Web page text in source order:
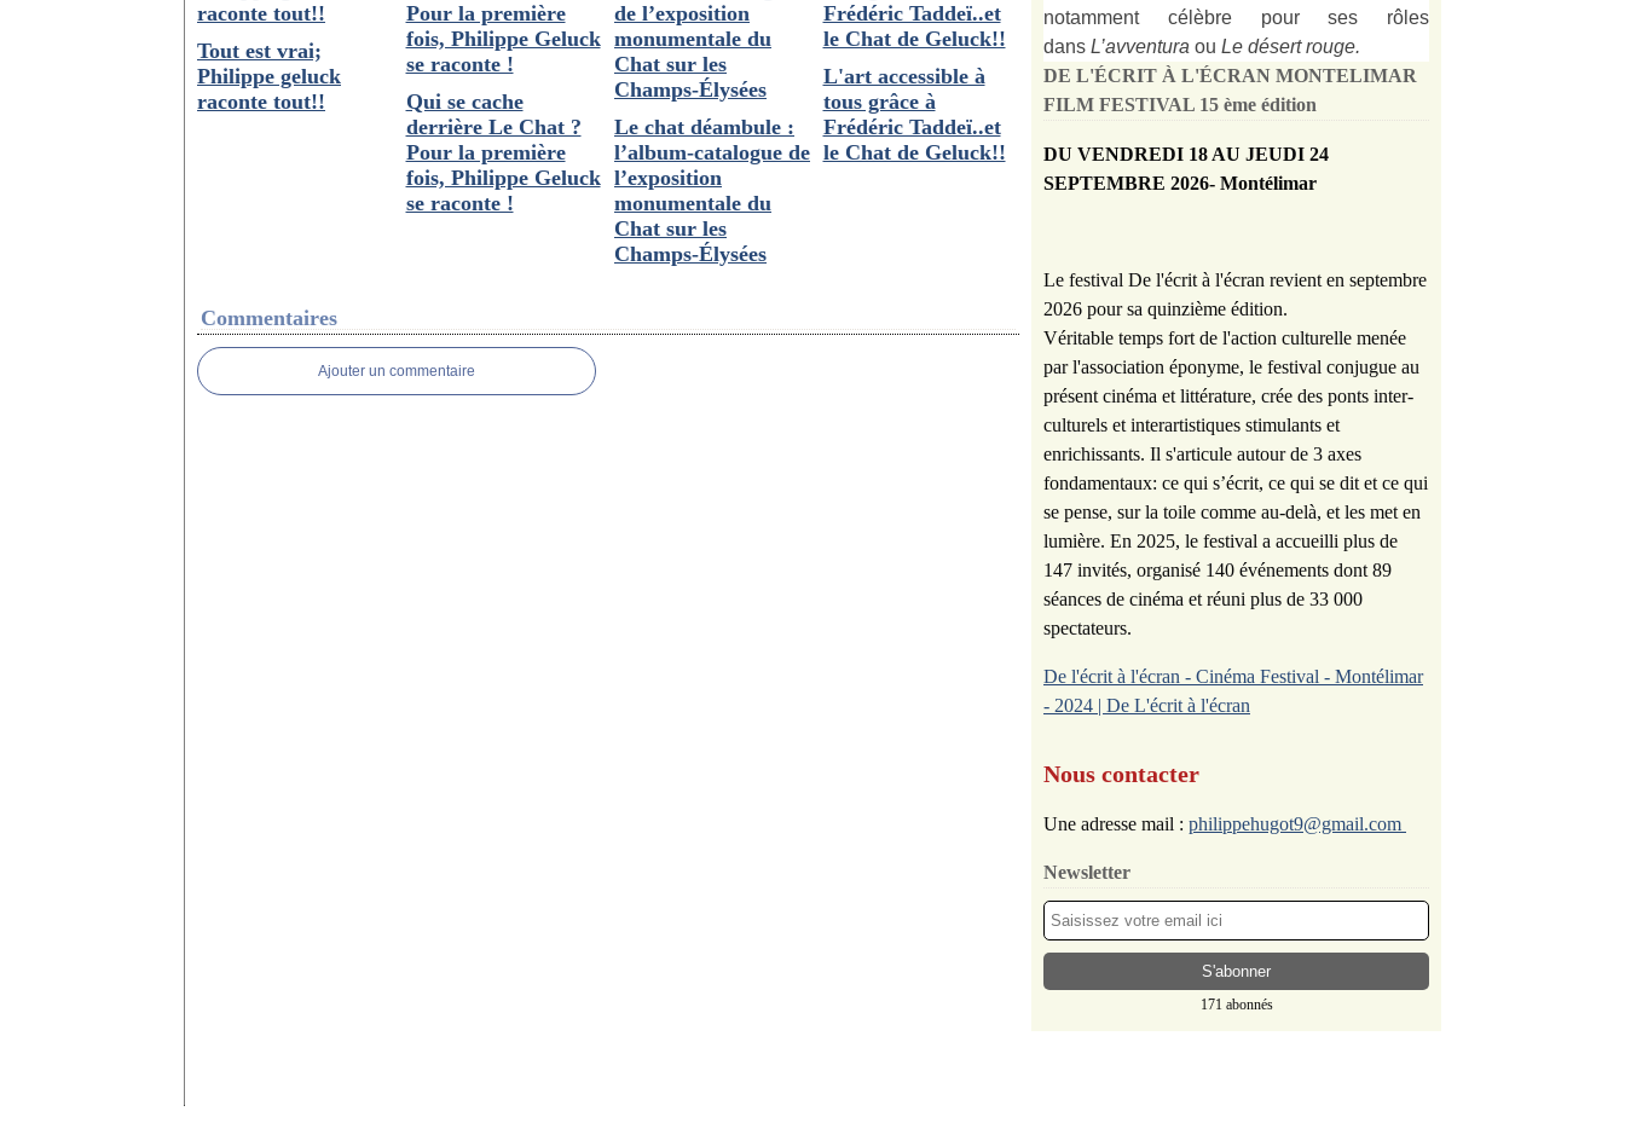
Tout est vrai;
Philippe geluck
raconte tout!!
Qui se cache
derrière Le Chat ?
Pour la première
fois, Philippe Geluck
se raconte !
Le chat déambule :
l’album-catalogue de
l’exposition
monumentale du
Chat sur les
Champs-Élysées
L'art accessible à
tous grâce à
Frédéric Taddeï..et
le Chat de Geluck!!
Commentaires
Ajouter un commentaire
notamment célèbre pour ses rôles
dans L’avventura ou Le désert rouge.
DE L'ÉCRIT À L'ÉCRAN MONTELIMAR
FILM FESTIVAL 15 ème édition
DU VENDREDI 18 AU JEUDI 24
SEPTEMBRE 2026- Montélimar
Le festival De l'écrit à l'écran revient en septembre
2026 pour sa quinzième édition.
Véritable temps fort de l'action culturelle menée
par l'association éponyme, le festival conjugue au
présent cinéma et littérature, crée des ponts inter-
culturels et interartistiques stimulants et
enrichissants. Il s'articule autour de 3 axes
fondamentaux: ce qui s’écrit, ce qui se dit et ce qui
se pense, sur la toile comme au-delà, et les met en
lumière. En 2025, le festival a accueilli plus de
147 invités, organisé 140 événements dont 89
séances de cinéma et réuni plus de 33 000
spectateurs.
De l'écrit à l'écran - Cinéma Festival - Montélimar
- 2024 | De L'écrit à l'écran
Nous contacter
Une adresse mail : philippehugot9@gmail.com
Newsletter
171 abonnés